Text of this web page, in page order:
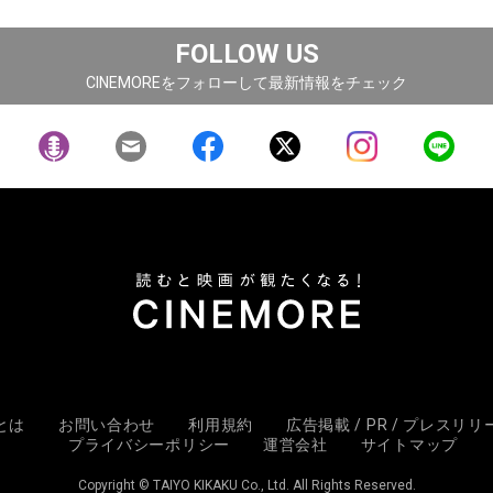
FOLLOW US
CINEMOREをフォローして最新情報をチェック
は お問い合わせ 利用規約
広告掲載 / PR / プレスリリ
プライバシーポリシー
運営会社 サイトマップ
Copyright © TAIYO KIKAKU Co., Ltd. All Rights Reserved.